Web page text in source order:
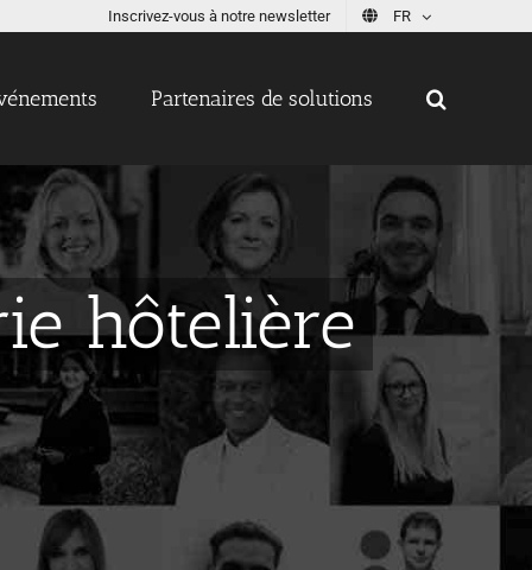
Inscrivez-vous à notre newsletter FR
Partenaires de solutions
hôtelière